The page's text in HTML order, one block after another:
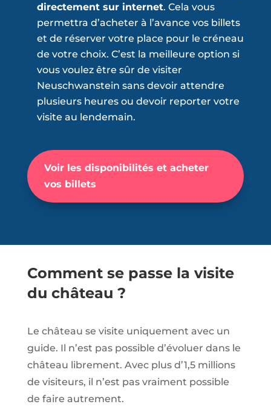
directement sur internet. Cela vous
permettra d’acheter à l’avance vos billets
et de réserver votre place pour le créneau
de votre choix. C’est la meilleure option si
vous voulez être sûr de visiter
Neuschwanstein sans devoir attendre
plusieurs heures ou devoir reporter votre
visite au lendemain.
Voir les disponibilités et acheter
vos billets
Comment se passe la visite
du château ?
Le château se visite uniquement avec un
guide. Il n’est pas possible d’évoluer dans le
château librement. Avec plus d’1,5 millions
de visiteurs, il n’est pas vraiment possible
de faire autrement.